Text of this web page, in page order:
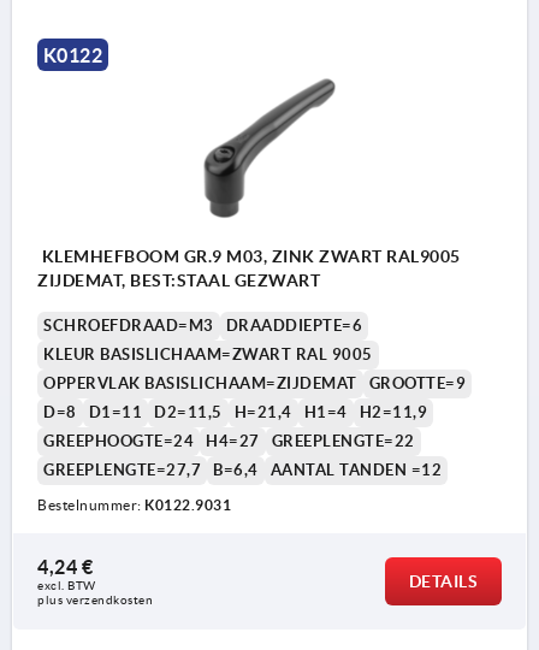
K0122
KLEMHEFBOOM GR.9 M03, ZINK ZWART RAL9005
ZIJDEMAT, BEST:STAAL GEZWART
SCHROEFDRAAD=M3
DRAADDIEPTE=6
KLEUR BASISLICHAAM=ZWART RAL 9005
OPPERVLAK BASISLICHAAM=ZIJDEMAT
GROOTTE=9
D=8
D1=11 D2=11,5 H=21,4 H1=4
H2=11,9
GREEPHOOGTE=24
H4=27
GREEPLENGTE=22
GREEPLENGTE=27,7
B=6,4 AANTAL TANDEN =12
Bestelnummer: K0122.9031
4,24 €
excl. BTW
plus verzendkosten
DETAILS